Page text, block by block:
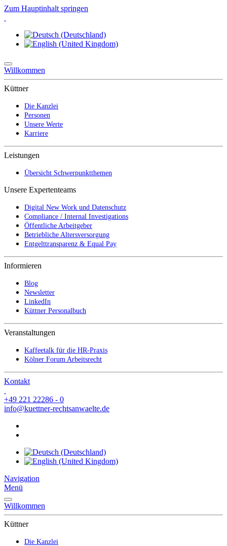
Zum Hauptinhalt springen
Willkommen
Küttner
Die Kanzlei
Personen
Unsere Werte
Karriere
Leistungen
Übersicht Schwerpunktthemen
Unsere Expertenteams
Digital New Work und Datenschutz
Compliance / Internal Investigations
Öffentliche Arbeitgeber
Betriebliche Altersversorgung
Entgelttransparenz & Equal Pay
Informieren
Blog
Newsletter
LinkedIn
Küttner Personalbuch
Veranstaltungen
Kaffeetalk für die HR-Praxis
Kölner Forum Arbeitsrecht
Kontakt
+49 221 22286 - 0
info@kuettner-rechtsanwaelte.de
Navigation
Menü
Willkommen
Küttner
Die Kanzlei